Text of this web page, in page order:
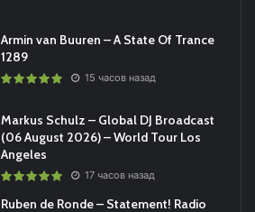
Armin van Buuren – A State Of Trance
1289
15 часов назад
Markus Schulz – Global DJ Broadcast
(06 August 2026) – World Tour Los
Angeles
17 часов назад
Ruben de Ronde – Statement! Radio